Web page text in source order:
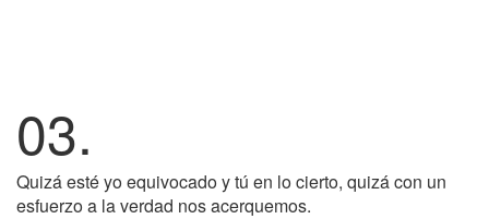
03.
Quizá esté yo equivocado y tú en lo cierto, quizá con un
esfuerzo a la verdad nos acerquemos.